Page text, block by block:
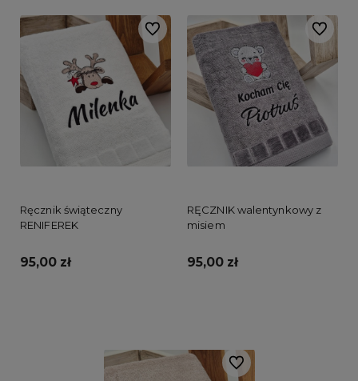
Ręcznik świąteczny
RENIFEREK
95,00 zł
Do ulubionych
RĘCZNIK walentynkowy z
misiem
95,00 zł
Do
Do ulubionych